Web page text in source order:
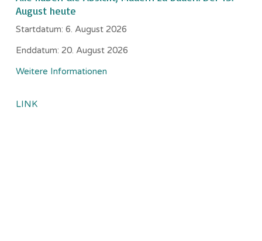
August heute
Startdatum: 6. August 2026
Enddatum: 20. August 2026
Weitere Informationen
LINK